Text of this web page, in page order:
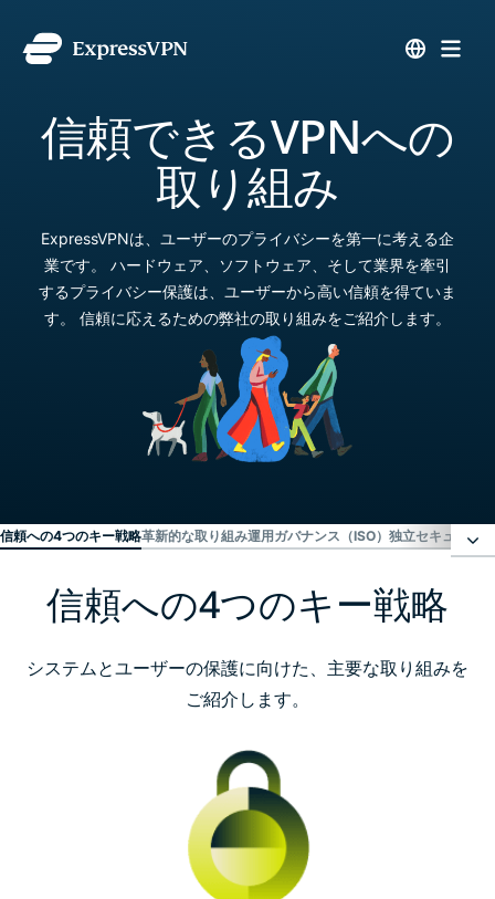
信頼できるVPNへの
取り組み
ExpressVPNは、ユーザーのプライバシーを第一に考える企
業です。 ハードウェア、ソフトウェア、そして業界を牽引
するプライバシー保護は、ユーザーから高い信頼を得ていま
す。 信頼に応えるための弊社の取り組みをご紹介します。
信頼への4つのキー戦略革新的な取り組み運用ガバナンス（ISO） 独立セキュリテ
信頼への4つのキー戦略
革新的な取り組み
独立セキュリティ監査
信頼への4つのキー戦略
システムとユーザーの保護に向けた、主要な取り組みを
ご紹介します。